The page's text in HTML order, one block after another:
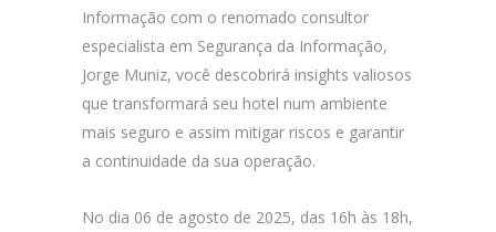
Informação com o renomado consultor
especialista em Segurança da Informação,
Jorge Muniz, você descobrirá insights valiosos
que transformará seu hotel num ambiente
mais seguro e assim mitigar riscos e garantir
a continuidade da sua operação.
No dia 06 de agosto de 2025, das 16h às 18h,